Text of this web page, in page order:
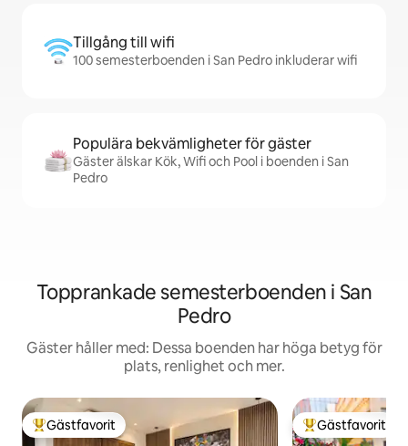
Tillgång till wifi
100 semesterboenden i San Pedro inkluderar wifi
Populära bekvämligheter för gäster
Gäster älskar Kök, Wifi och Pool i boenden i San
Pedro
Topprankade semesterboenden i San
Pedro
Gäster håller med: Dessa boenden har höga betyg för
plats, renlighet och mer.
Populär gästfavorit
Gästfavorit Populär
Gästfavorit